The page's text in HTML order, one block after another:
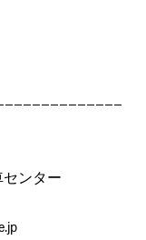
ンター